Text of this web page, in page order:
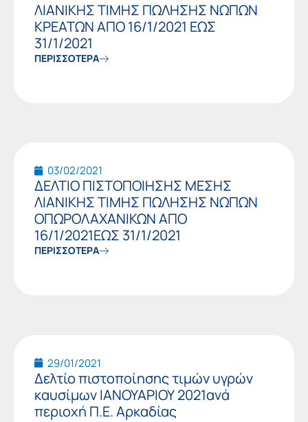
ΛΙΑΝΙΚΗΣ ΤΙΜΗΣ ΠΩΛΗΣΗΣ ΝΩΠΩΝ
ΚΡΕΑΤΩΝ ΑΠΟ 16/1/2021 ΕΩΣ
31/1/2021
ΠΕΡΙΣΣΟΤΕΡΑ
03/02/2021
ΔΕΛΤΙΟ ΠΙΣΤΟΠΟΙΗΣΗΣ ΜΕΣΗΣ
ΛΙΑΝΙΚΗΣ ΤΙΜΗΣ ΠΩΛΗΣΗΣ ΝΩΠΩΝ
ΟΠΩΡΟΛΑΧΑΝΙΚΩΝ ΑΠΟ
16/1/2021ΕΩΣ 31/1/2021
ΠΕΡΙΣΣΟΤΕΡΑ
29/01/2021
Δελτίο πιστοποίησης τιμών υγρών
καυσίμων ΙΑΝΟΥΑΡΙΟΥ 2021ανά
περιοχή Π.Ε. Αρκαδίας